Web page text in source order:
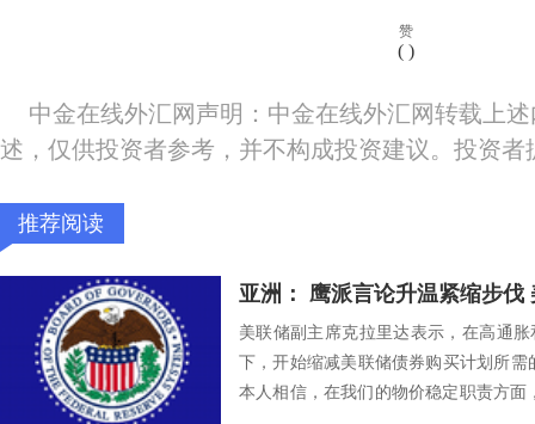
赞
( )
中金在线外汇网声明：中金在线外汇网转载上
述，仅供投资者参考，并不构成投资建议。投资
推荐阅读
亚洲： 鹰派言论升温紧缩步伐
美联储副主席克拉里达表示，在高通
下，开始缩减美联储债券购买计划所需
本人相信，在我们的物价稳定职责方面